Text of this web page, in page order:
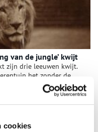
cookies
van de jungle’ kwijt
zijn drie leeuwen kwijt.
het zonder de